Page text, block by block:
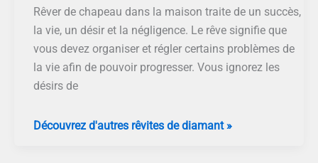
Rêver de chapeau dans la maison traite de un succès,
la vie, un désir et la négligence. Le rêve signifie que
vous devez organiser et régler certains problèmes de
la vie afin de pouvoir progresser. Vous ignorez les
désirs de
Rêver
Découvrez d'autres rêvites de diamant »